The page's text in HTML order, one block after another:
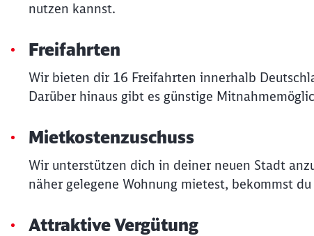
nutzen kannst.
Freifahrten
Wir bieten dir 16 Freifahrten innerhalb
Darüber hinaus gibt es günstige
Mietkostenzuschuss
Wir unterstützen dich in deiner neuen Stadt
näher gelegene Wohnung mietest, bekommst
Attraktive Vergütung